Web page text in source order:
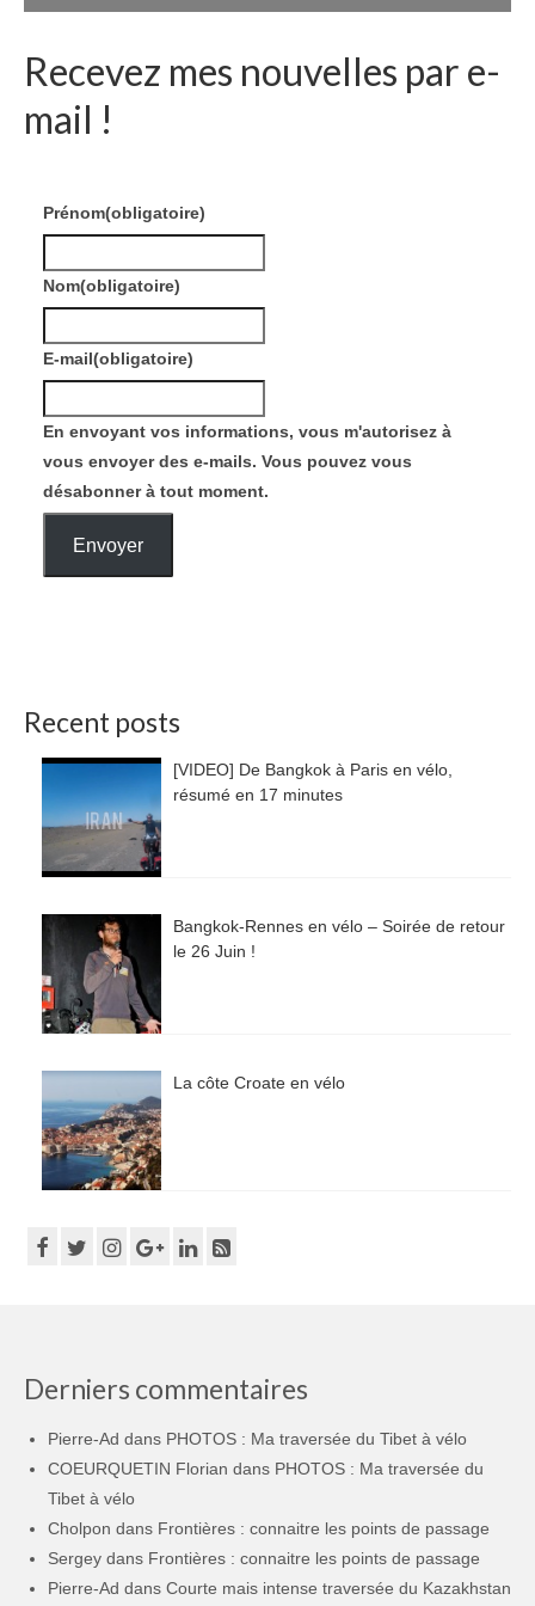
Recevez mes nouvelles par e-
mail !
Prénom(obligatoire)
Nom(obligatoire)
E-mail(obligatoire)
En envoyant vos informations, vous m'autorisez à
vous envoyer des e-mails. Vous pouvez vous
désabonner à tout moment.
Envoyer
Recent posts
[VIDEO] De Bangkok à Paris en vélo,
résumé en 17 minutes
Bangkok-Rennes en vélo – Soirée de retour
le 26 Juin !
La côte Croate en vélo
Derniers commentaires
Pierre-Ad dans PHOTOS : Ma traversée du Tibet à vélo
COEURQUETIN Florian dans PHOTOS : Ma traversée du
Tibet à vélo
Cholpon dans Frontières : connaitre les points de passage
Sergey dans Frontières : connaitre les points de passage
Pierre-Ad dans Courte mais intense traversée du Kazakhstan